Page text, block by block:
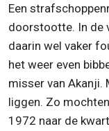
Een
doorstootte. In de
daarin wel vaker
het weer even
misser van Akanji.
liggen. Zo
1972 naar de